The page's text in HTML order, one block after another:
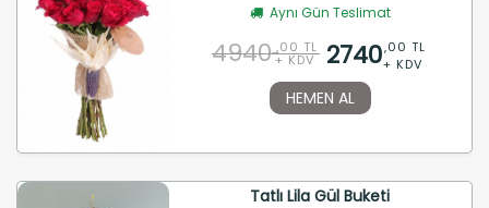
Aynı Gün Teslimat
4940 ,00 TL
+ KDV 2740,00 TL
+ KDV
HEMEN AL
Tatlı Lila Gül Buketi